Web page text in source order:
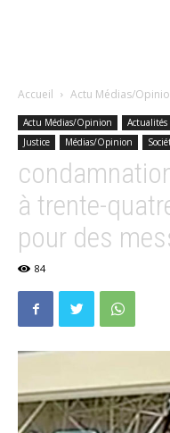
Accueil Actu Médias/
Actu Médias/Opinion Actualités
Justice
Médias/Opinion
à trente-
pour des
84